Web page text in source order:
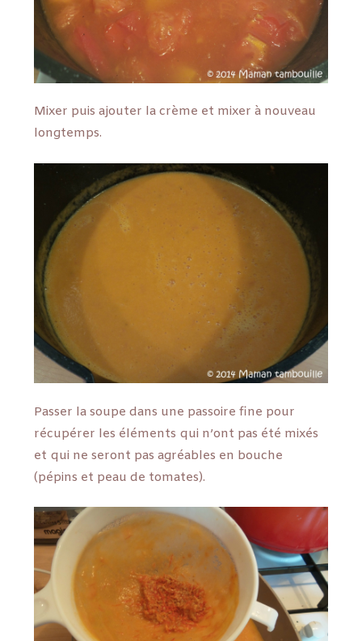
Mixer puis ajouter la crème et mixer à nouveau
longtemps.
Passer la soupe dans une passoire fine pour
récupérer les éléments qui n’ont pas été mixés
et qui ne seront pas agréables en bouche
(pépins et peau de tomates).